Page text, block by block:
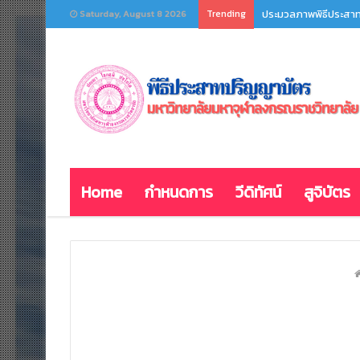
Saturday, August 8 2026 Trending ประมวลภาพพิธีประส
Home กำหนดการ วีดิทัศน์ สูจิบัตร